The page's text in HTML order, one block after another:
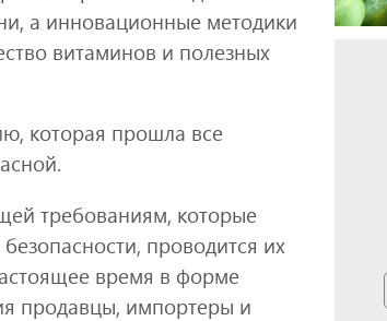
а инновационные методики
витаминов и полезных
которая прошла все
требованиям, которые
проводится их
время в форме
продавцы, импортеры и